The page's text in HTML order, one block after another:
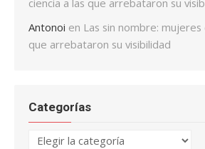
ciencia a las que arrebataron su
Antonoi en Las sin nombre: mujeres
que arrebataron su visibilidad
Categorías
Categorías